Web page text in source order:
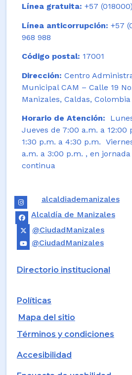
Línea gratuita: +57
Línea anticorrupción: +57
968 988
Código postal: 17001
Dirección: Centro
Municipal CAM – Calle 19
Manizales, Caldas, Colombia
Horario de Atención:
Jueves de 7:00 a.m. a 12:00
1:30 p.m. a 4:30 p.m.
a.m. a 3:00 p.m. , en jornada
continua
alcaldiademanizales
Alcaldía de Manizales
@CiudadManizales
@CiudadManizales
Directorio institucional
Políticas
Mapa del sitio
Términos y condiciones
Accesibilidad